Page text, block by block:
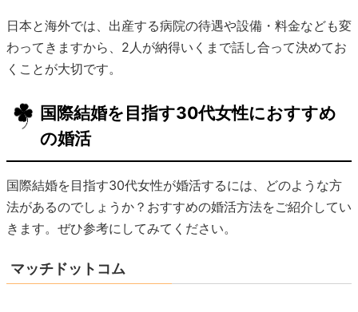
日本と海外では、出産する病院の待遇や設備・料金なども変
わってきますから、2人が納得いくまで話し合って決めてお
くことが大切です。
国際結婚を目指す30代女性におすすめ
の婚活
国際結婚を目指す30代女性が婚活するには、どのような方
法があるのでしょうか？おすすめの婚活方法をご紹介してい
きます。ぜひ参考にしてみてください。
マッチドットコム